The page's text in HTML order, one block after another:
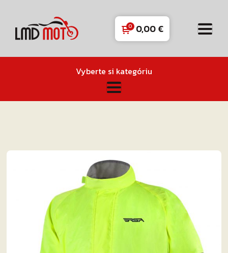
0,00€
Vyberte si kategóriu